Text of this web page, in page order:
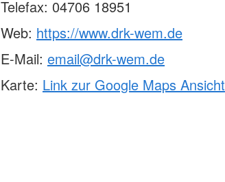
Telefax: 04706 18951
Web: https://www.drk-wem.de
E-Mail: email@drk-wem.de
Karte: Link zur Google Maps Ansicht